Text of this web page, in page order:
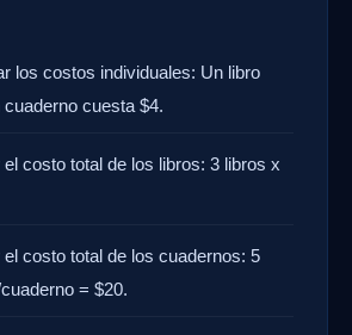
los costos individuales: Un libro
cuesta $4.
costo total de los libros: 3 libros x
costo total de los cuadernos: 5
= $20.